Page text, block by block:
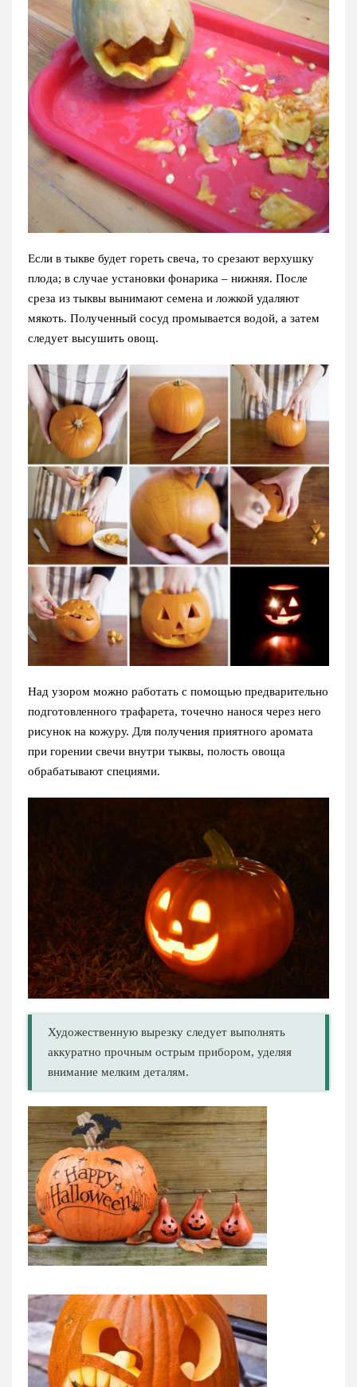
Если в тыкве будет гореть свеча, то срезают верхушку
плода; в случае установки фонарика – нижняя. После
среза из тыквы вынимают семена и ложкой удаляют
мякоть. Полученный сосуд промывается водой, а затем
следует высушить овощ.
Над узором можно работать с помощью предварительно
подготовленного трафарета, точечно нанося через него
рисунок на кожуру. Для получения приятного аромата
при горении свечи внутри тыквы, полость овоща
обрабатывают специями.
Художественную вырезку следует выполнять
аккуратно прочным острым прибором, уделяя
внимание мелким деталям.